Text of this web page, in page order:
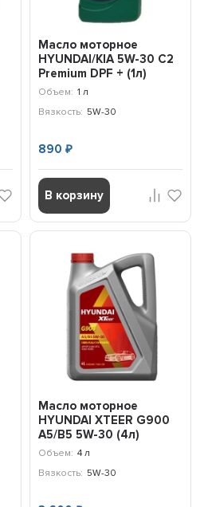
Масло моторное
HYUNDAI/KIA 5W-30 C2
Premium DPF + (1л)
05200-00130
Объем: 1 л
Вязкость: 5W-30
890 ₽
В корзину
Масло моторное
HYUNDAI XTEER G900
A5/B5 5W-30 (4л)
1047004
Объем: 4 л
Вязкость: 5W-30